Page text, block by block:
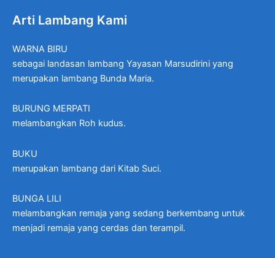
Arti Lambang Kami
WARNA BIRU
sebagai landasan lambang Yayasan Marsudirini yang
merupakan lambang Bunda Maria.
BURUNG MERPATI
melambangkan Roh kudus.
BUKU
merupakan lambang dari Kitab Suci.
BUNGA LILI
melambangkan remaja yang sedang berkembang untuk
menjadi remaja yang cerdas dan terampil.